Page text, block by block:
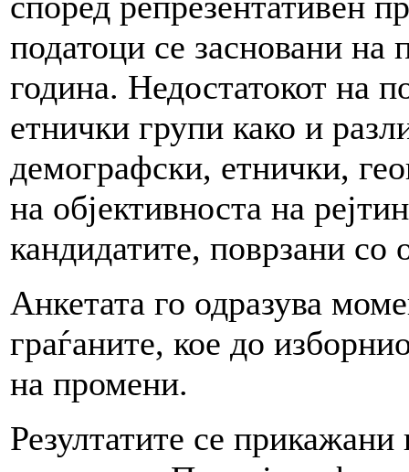
податоци се засновани на
година. Недостатокот на
етнички групи како и
демографски, етнички,
на објективноста на
кандидатите, поврзани со
Анкетата го одразува
граѓаните, кое до
на промени.
Резултатите се